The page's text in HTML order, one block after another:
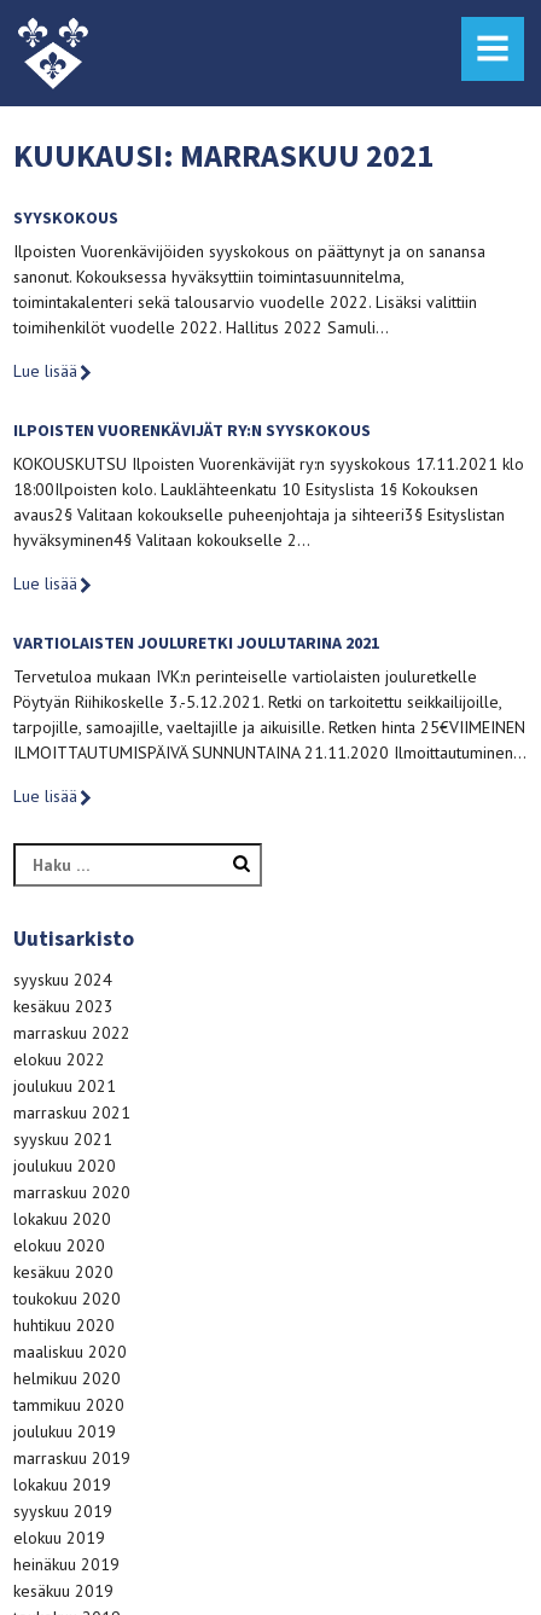
MENU
KUUKAUSI: MARRASKUU 2021
SYYSKOKOUS
Ilpoisten Vuorenkävijöiden syyskokous on päättynyt ja on sanansa
sanonut. Kokouksessa hyväksyttiin toimintasuunnitelma,
toimintakalenteri sekä talousarvio vuodelle 2022. Lisäksi valittiin
toimihenkilöt vuodelle 2022. Hallitus 2022 Samuli…
Lue lisää
ILPOISTEN VUORENKÄVIJÄT RY:N SYYSKOKOUS
KOKOUSKUTSU Ilpoisten Vuorenkävijät ry:n syyskokous 17.11.2021 klo
18:00Ilpoisten kolo. Lauklähteenkatu 10 Esityslista 1§ Kokouksen
avaus2§ Valitaan kokoukselle puheenjohtaja ja sihteeri3§ Esityslistan
hyväksyminen4§ Valitaan kokoukselle 2…
Lue lisää
VARTIOLAISTEN JOULURETKI JOULUTARINA 2021
Tervetuloa mukaan IVK:n perinteiselle vartiolaisten jouluretkelle
Pöytyän Riihikoskelle 3.-5.12.2021. Retki on tarkoitettu seikkailijoille,
tarpojille, samoajille, vaeltajille ja aikuisille. Retken hinta 25€VIIMEINEN
ILMOITTAUTUMISPÄIVÄ SUNNUNTAINA 21.11.2020 Ilmoittautuminen…
Lue lisää
Haku:
Uutisarkisto
syyskuu 2024
kesäkuu 2023
marraskuu 2022
elokuu 2022
joulukuu 2021
marraskuu 2021
syyskuu 2021
joulukuu 2020
marraskuu 2020
lokakuu 2020
elokuu 2020
kesäkuu 2020
toukokuu 2020
huhtikuu 2020
maaliskuu 2020
helmikuu 2020
tammikuu 2020
joulukuu 2019
marraskuu 2019
lokakuu 2019
syyskuu 2019
elokuu 2019
heinäkuu 2019
kesäkuu 2019